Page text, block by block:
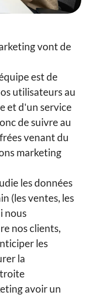
vont de
est de
utilisateurs au
et d'un service
de suivre au
venant du
marketing
les données
(les ventes, les
nous
nos clients,
les
la
avoir un